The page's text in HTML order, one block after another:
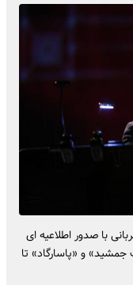
با صدور اطلاعیه ای
و «پاسارگاد» تا